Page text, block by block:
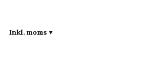
Inkl. moms ▾